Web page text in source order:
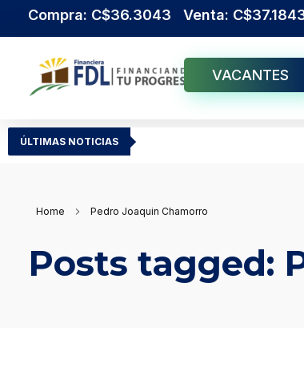
Compra: C$36.3043 Venta:
VACANTES
ÚLTIMAS NOTICIAS
Home Pedro Joaquin Chamorro
Posts tagged: